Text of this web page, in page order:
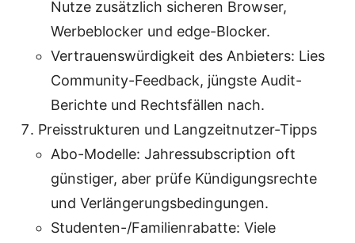
Nutze zusätzlich sicheren Browser,
Werbeblocker und edge-Blocker.
Vertrauenswürdigkeit des Anbieters: Lies
Community-Feedback, jüngste Audit-
Berichte und Rechtsfällen nach.
Preisstrukturen und Langzeitnutzer-Tipps
Abo-Modelle: Jahressubscription oft
günstiger, aber prüfe Kündigungsrechte
und Verlängerungsbedingungen.
Studenten-/Familienrabatte: Viele